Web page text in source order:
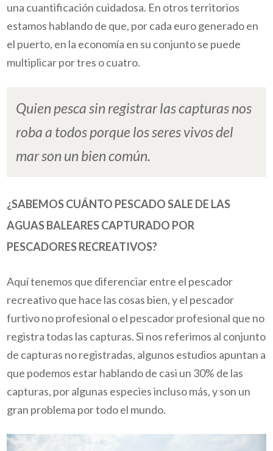
una cuantificación cuidadosa. En otros territorios
estamos hablando de que, por cada euro generado en
el puerto, en la economía en su conjunto se puede
multiplicar por tres o cuatro.
Quien pesca sin registrar las capturas nos
roba a todos porque los seres vivos del
mar son un bien común.
¿SABEMOS CUÁNTO PESCADO SALE DE LAS
AGUAS BALEARES CAPTURADO POR
PESCADORES RECREATIVOS?
Aquí tenemos que diferenciar entre el pescador
recreativo que hace las cosas bien, y el pescador
furtivo no profesional o el pescador profesional que no
registra todas las capturas. Si nos referimos al conjunto
de capturas no registradas, algunos estudios apuntan a
que podemos estar hablando de casi un 30% de las
capturas, por algunas especies incluso más, y son un
gran problema por todo el mundo.